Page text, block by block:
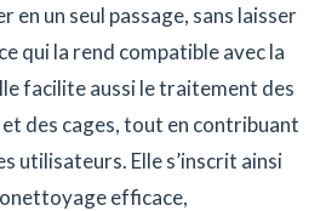
un seul passage, sans laisser
qui la rend compatible avec la
facilite aussi le traitement des
des cages, tout en contribuant
utilisateurs. Elle s’inscrit ainsi
efficace,